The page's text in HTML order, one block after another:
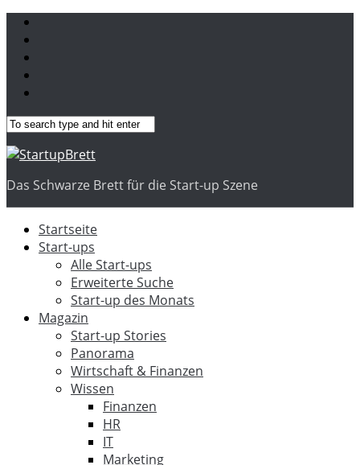
Das Schwarze Brett für die Start-up Szene
Startseite
Start-ups
Alle Start-ups
Erweiterte Suche
Start-up des Monats
Magazin
Start-up Stories
Panorama
Wirtschaft & Finanzen
Wissen
Finanzen
HR
IT
Marketing